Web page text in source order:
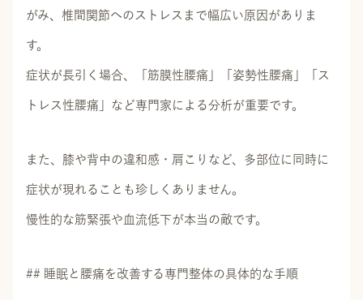
がみ、椎間関節へのストレスまで幅広い原因がありま
す。
症状が長引く場合、「筋膜性腰痛」「姿勢性腰痛」「ス
トレス性腰痛」など専門家による分析が重要です。
また、膝や背中の違和感・肩こりなど、多部位に同時に
症状が現れることも珍しくありません。
慢性的な筋緊張や血流低下が本当の敵です。
## 睡眠と腰痛を改善する専門整体の具体的な手順